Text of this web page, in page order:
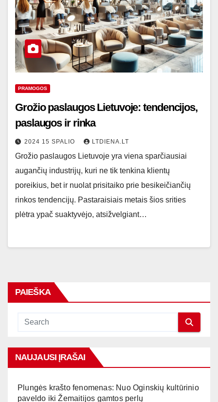
PRAMOGOS
Grožio paslaugos Lietuvoje: tendencijos,
paslaugos ir rinka
2024 15 SPALIO LTDIENA.LT
Grožio paslaugos Lietuvoje yra viena sparčiausiai
augančių industrijų, kuri ne tik tenkina klientų
poreikius, bet ir nuolat prisitaiko prie besikeičiančių
rinkos tendencijų. Pastaraisiais metais šios srities
plėtra ypač suaktyvėjo, atsižvelgiant…
PAIEŠKA
NAUJAUSI ĮRAŠAI
Plungės krašto fenomenas: Nuo Oginskių kultūrinio
paveldo iki Žemaitijos gamtos perlų